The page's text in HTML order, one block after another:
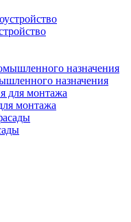
назначения
монтажа